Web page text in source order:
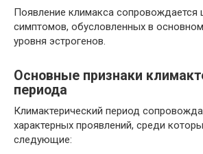
Появление климакса сопровождается
симптомов, обусловленных в
уровня эстрогенов.
Основные признаки
периода
Климактерический период
характерных проявлений, среди
следующие: